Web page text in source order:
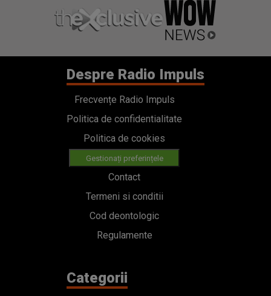
Despre Radio Impuls
Frecvențe Radio Impuls
Politica de confidentialitate
Politica de cookies
Gestionați preferințele
Contact
Termeni si conditii
Cod deontologic
Regulamente
Categorii